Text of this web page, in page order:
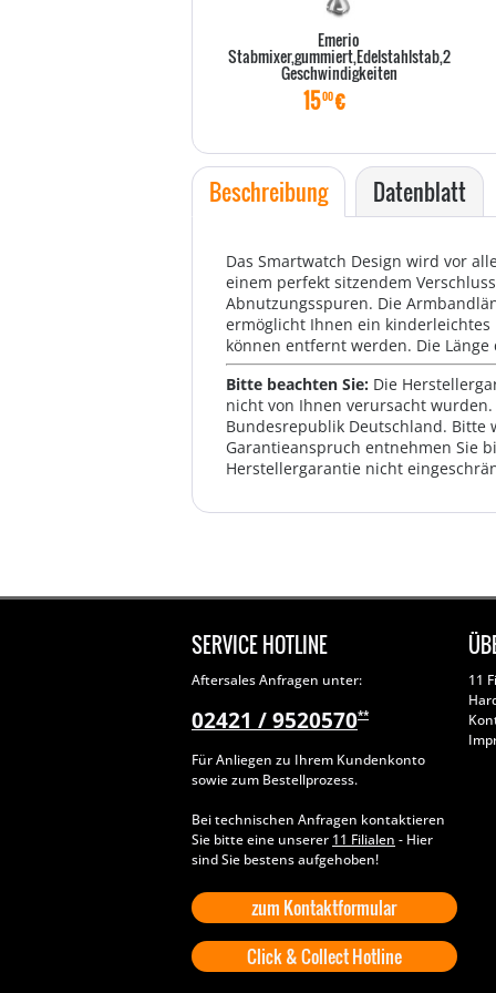
Emerio
Stabmixer,gummiert,Edelstahlstab,2
Geschwindigkeiten
1500€
Beschreibung Datenblatt
Das Smartwatch Design wird vor
einem perfekt sitzendem
Abnutzungsspuren. Die
ermöglicht Ihnen ein kinderleichtes
können entfernt werden. Die
Bitte beachten Sie: Die
nicht von Ihnen verursacht
Bundesrepublik Deutschland. Bitte
Garantieanspruch entnehmen Sie
Herstellergarantie nicht
SERVICE HOTLINE
Aftersales Anfragen unter:
02421 / 9520570**
Für Anliegen zu Ihrem Kundenkonto
sowie zum Bestellprozess.
Bei technischen Anfragen kontaktieren
Sie bitte eine unserer 11 Filialen - Hier
sind Sie bestens aufgehoben!
zum Kontaktformular
Click & Collect Hotline
11